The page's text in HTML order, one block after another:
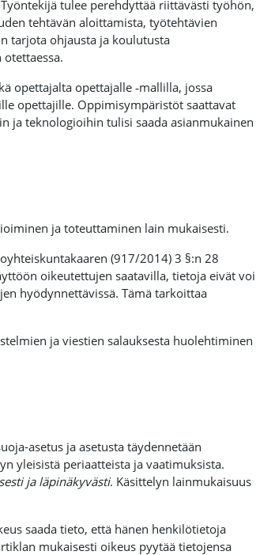
tulee perehdyttää riittävästi työhön,
tehtävän aloittamista, työtehtävien
tarjota ohjausta ja koulutusta
opettajalta opettajalle ‑mallilla, jossa
opettajille. Oppimisympäristöt saattavat
ja teknologioihin tulisi saada asianmukainen
ja toteuttaminen lain mukaisesti.
(917/2014) 3 §:n 28
oikeutettujen saatavilla, tietoja eivät voi
hyödynnettävissä. Tämä tarkoittaa
ja viestien salauksesta huolehtiminen
asetus ja asetusta täydennetään
yleisistä periaatteista ja vaatimuksista.
ja läpinäkyvästi. Käsittelyn lainmukaisuus
saada tieto, että hänen henkilötietoja
mukaisesti oikeus pyytää tietojensa